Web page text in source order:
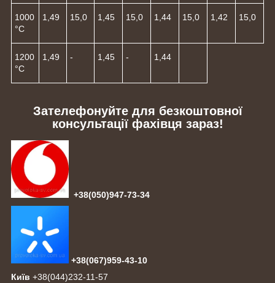
1000
°C
1,49 15,0 1,45 15,0 1,44 15,0 1,42 15,0
1200
°C
1,49 - 1,45 - 1,44
Зателефонуйте для безкоштовної
консультації фахівця зараз!
+38(050)947-73-34
+38(067)959-43-10
Київ +38(044)232-11-57